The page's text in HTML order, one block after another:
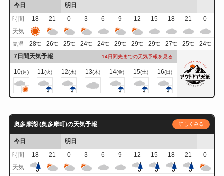
今日
明日
時間
18 21 0 3 6 9 12 15 18 21
0
天気
気温 28℃ 26℃ 25℃ 24℃ 24℃ 29℃ 29℃ 29℃ 27℃ 25℃ 24℃
7日間天気予報 14日間先までの天気予報を見る
10(月) 11(火) 12(水) 13(木) 14(金) 15(土) 16(日)
奥多摩湖 (奥多摩町)の天気予報 詳しくみる
今日
明日
時間
18 21 0 3 6 9 12 15 18 21
0
天気